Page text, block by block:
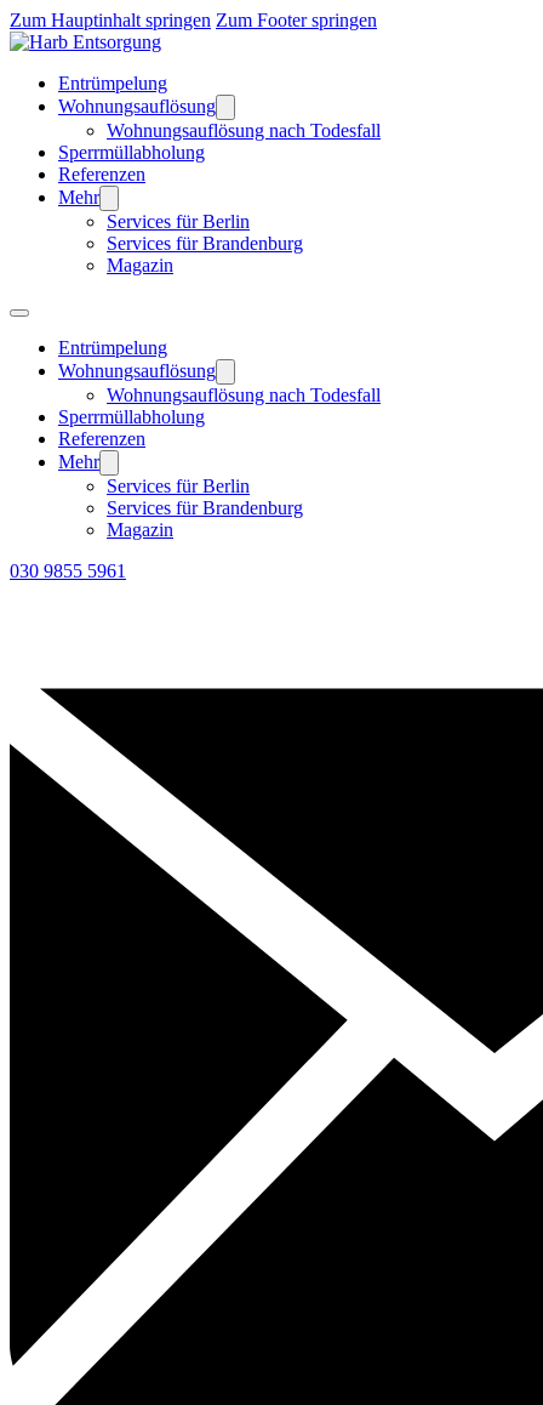
Zum Hauptinhalt springen Zum Footer springen
Entrümpelung
Wohnungsauflösung
Wohnungsauflösung nach Todesfall
Sperrmüllabholung
Referenzen
Mehr
Services für Berlin
Services für Brandenburg
Magazin
Entrümpelung
Wohnungsauflösung
Wohnungsauflösung nach Todesfall
Sperrmüllabholung
Referenzen
Mehr
Services für Berlin
Services für Brandenburg
Magazin
030 9855 5961